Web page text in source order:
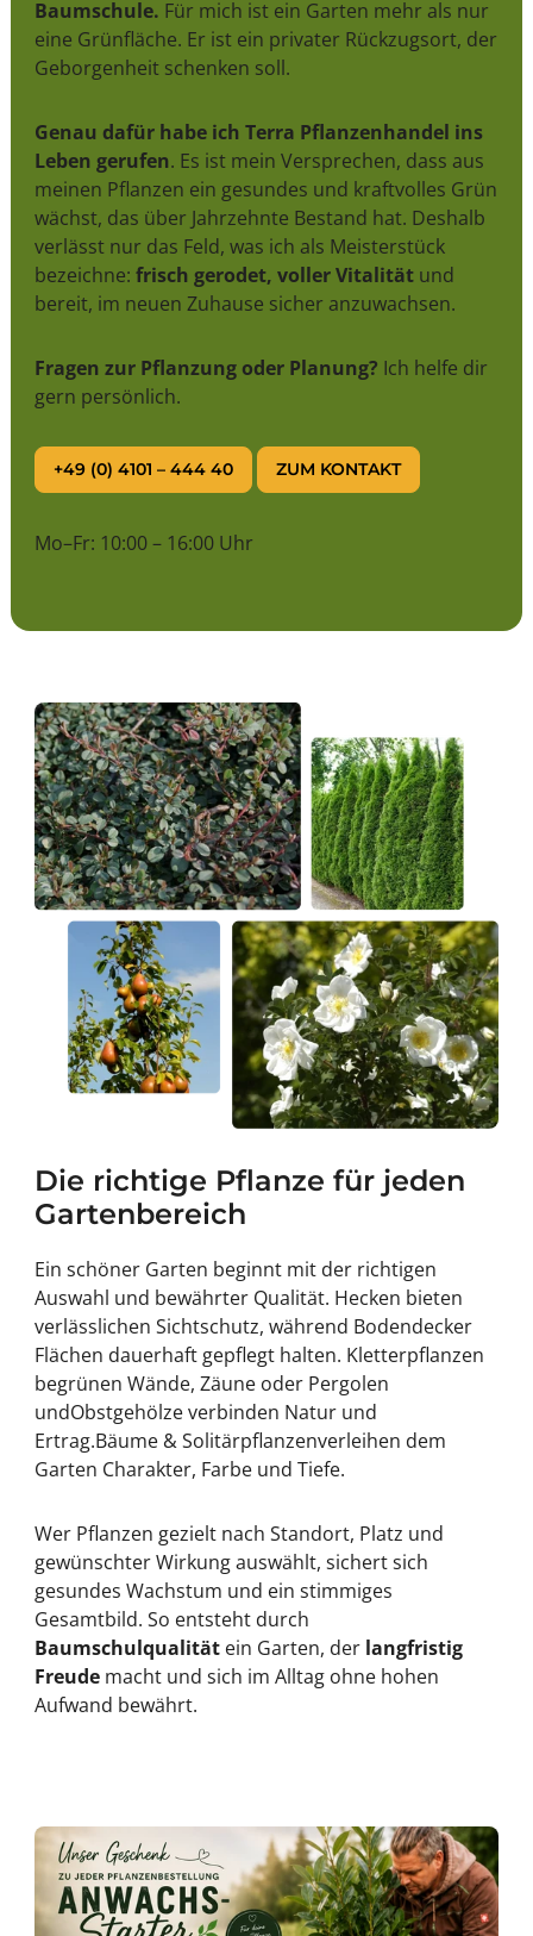
Baumschule. Für mich ist ein Garten mehr als nur
eine Grünfläche. Er ist ein privater Rückzugsort, der
Geborgenheit schenken soll.
Genau dafür habe ich Terra Pflanzenhandel ins
Leben gerufen. Es ist mein Versprechen, dass aus
meinen Pflanzen ein gesundes und kraftvolles Grün
wächst, das über Jahrzehnte Bestand hat. Deshalb
verlässt nur das Feld, was ich als Meisterstück
bezeichne: frisch gerodet, voller Vitalitätund
bereit, im neuen Zuhause sicher anzuwachsen.
Fragen zur Pflanzung oder Planung? Ich helfe dir
gern persönlich.
+49 (0) 4101 – 444 40 ZUM KONTAKT
Mo–Fr: 10:00 – 16:00 Uhr
Die richtige Pflanze für jeden
Gartenbereich
Ein schöner Garten beginnt mit der richtigen
Auswahl und bewährter Qualität. Hecken bieten
verlässlichen Sichtschutz, während Bodendecker
Flächen dauerhaft gepflegt halten. Kletterpflanzen
begrünen Wände, Zäune oder Pergolen
undObstgehölzeverbinden Natur und
Ertrag.Bäume & Solitärpflanzenverleihen dem
Garten Charakter, Farbe und Tiefe.
Wer Pflanzen gezielt nach Standort, Platz und
gewünschter Wirkung auswählt, sichert sich
gesundes Wachstum und ein stimmiges
Gesamtbild. So entsteht durch
Baumschulqualitätein Garten, der langfristig
Freude macht und sich im Alltag ohne hohen
Aufwand bewährt.